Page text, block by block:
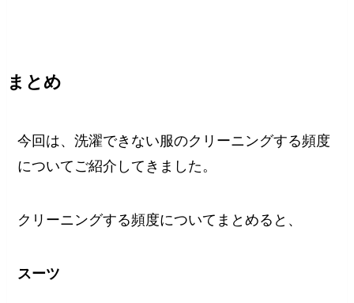
まとめ
今回は、洗濯できない服のクリーニングする頻度
についてご紹介してきました。
クリーニングする頻度についてまとめると、
スーツ